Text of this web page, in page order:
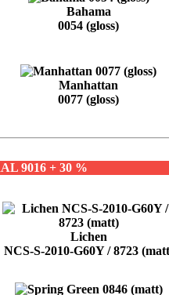
Bahama
0054 (gloss)
Manhattan
0077 (gloss)
9016 + 30 %
Lichen
NCS-S-2010-G60Y / 8723